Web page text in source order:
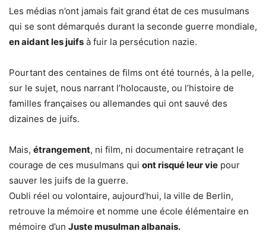
Les médias n’ont jamais fait grand état de ces musulmans
qui se sont démarqués durant la seconde guerre mondiale,
en aidant les juifs à fuir la persécution nazie.
Pourtant des centaines de films ont été tournés, à la pelle,
sur le sujet, nous narrant l’holocauste, ou l’histoire de
familles françaises ou allemandes qui ont sauvé des
dizaines de juifs.
Mais, étrangement, ni film, ni documentaire retraçant le
courage de ces musulmans qui ont risqué leur vie pour
sauver les juifs de la guerre.
Oubli réel ou volontaire, aujourd’hui, la ville de Berlin,
retrouve la mémoire et nomme une école élémentaire en
mémoire d’un Juste musulman albanais.